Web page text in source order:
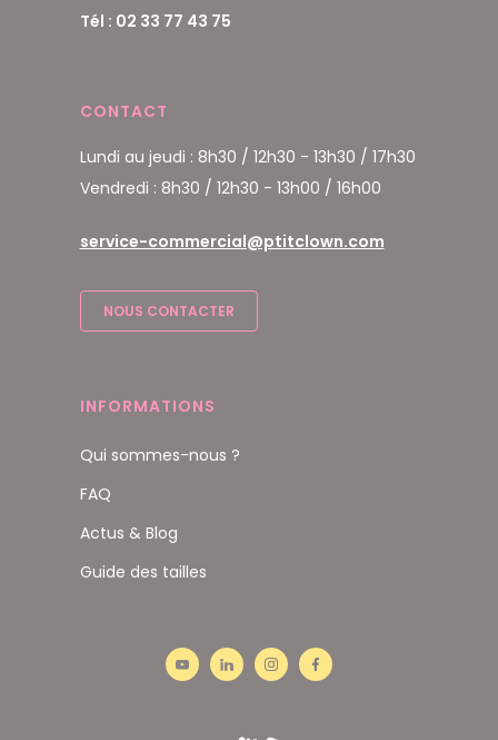
Tél : 02 33 77 43 75
CONTACT
Lundi au jeudi : 8h30 / 12h30 - 13h30 / 17h30
Vendredi : 8h30 / 12h30 - 13h00 / 16h00
service-commercial@ptitclown.com
NOUS CONTACTER
INFORMATIONS
Qui sommes-nous ?
FAQ
Actus & Blog
Guide des tailles